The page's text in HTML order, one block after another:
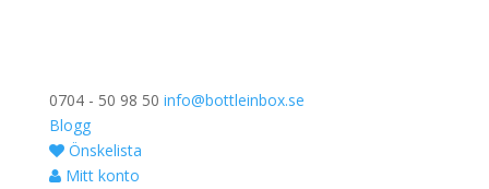
0704 - 50 98 50 info@bottleinbox.se
Blogg
Önskelista
Mitt konto